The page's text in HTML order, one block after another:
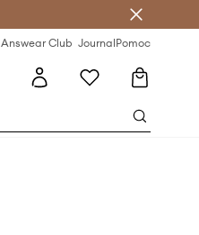
Answear Club JournalPomoc